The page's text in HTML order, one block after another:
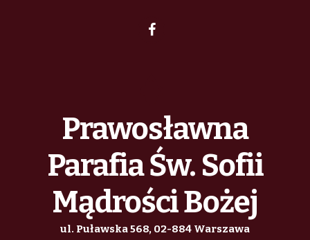
Prawosławna
Parafia Św. Sofii
Mądrości Bożej
ul. Puławska 568, 02-884 Warszawa